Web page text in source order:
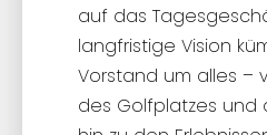
auf das
langfristige Vision
Vorstand um alles –
des Golfplatzes und